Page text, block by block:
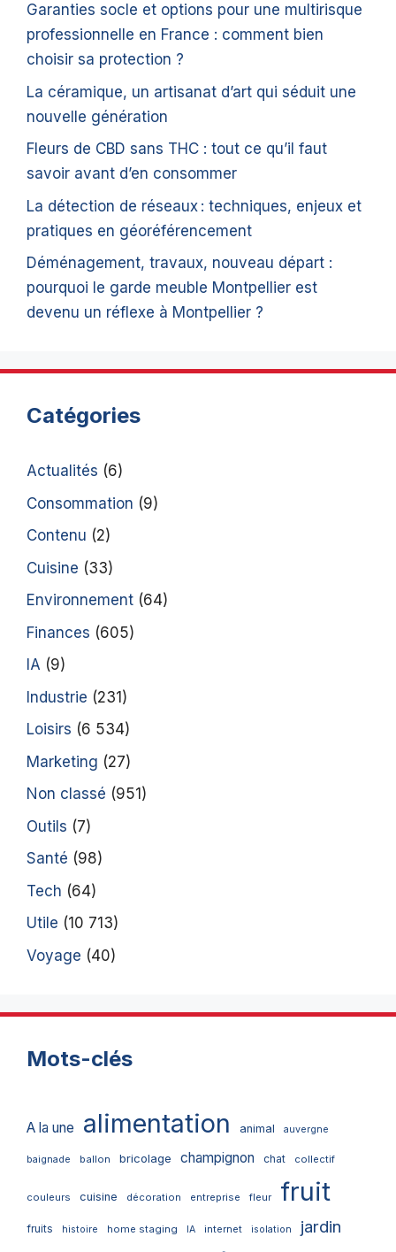
Garanties socle et options pour une multirisque
professionnelle en France : comment bien
choisir sa protection ?
La céramique, un artisanat d’art qui séduit une
nouvelle génération
Fleurs de CBD sans THC : tout ce qu’il faut
savoir avant d’en consommer
La détection de réseaux : techniques, enjeux et
pratiques en géoréférencement
Déménagement, travaux, nouveau départ :
pourquoi le garde meuble Montpellier est
devenu un réflexe à Montpellier ?
Catégories
Actualités (6)
Consommation (9)
Contenu (2)
Cuisine (33)
Environnement (64)
Finances (605)
IA (9)
Industrie (231)
Loisirs (6 534)
Marketing (27)
Non classé (951)
Outils (7)
Santé (98)
Tech (64)
Utile (10 713)
Voyage (40)
Mots-clés
A la une alimentation animal auvergne
baignade ballon bricolage champignon chat collectif
couleurs cuisine décoration entreprise fleur fruit
fruits histoire home staging IA internet isolation jardin